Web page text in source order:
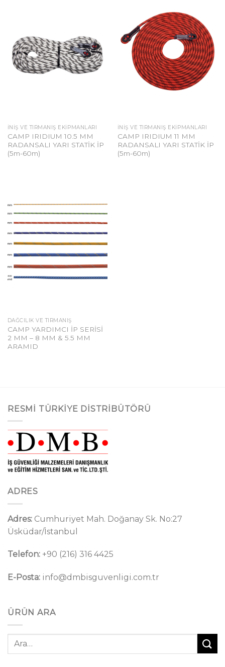
İNIŞ VE TIRMANIŞ EKIPMANLARI
CAMP IRIDIUM 10.5 MM
RADANSALI YARI STATİK İP
(5m-60m)
İNIŞ VE TIRMANIŞ EKIPMANLARI
CAMP IRIDIUM 11 MM
RADANSALI YARI STATİK İP
(5m-60m)
DAĞCILIK VE TIRMANIŞ
CAMP YARDIMCI İP SERİSİ
2 MM – 8 MM & 5.5 MM
ARAMID
RESMI TÜRKIYE DISTRIBÜTÖRÜ
ADRES
Adres: Cumhuriyet Mah. Doğanay Sk. No:27
Üsküdar/İstanbul
Telefon: +90 (216) 316 4425
E-Posta: info@dmbisguvenligi.com.tr
ÜRÜN ARA
Ara: